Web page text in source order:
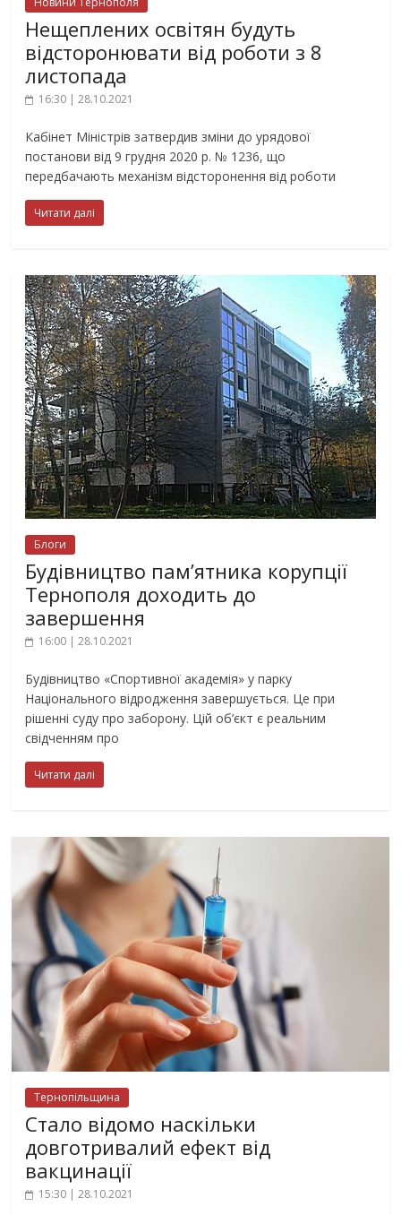
Нещеплених освітян будуть
відсторонювати від роботи з 8
листопада
16:30 | 28.10.2021
Кабінет Міністрів затвердив зміни до урядової
постанови від 9 грудня 2020 р. № 1236, що
передбачають механізм відсторонення від роботи
Читати далі
Блоги
Будівництво пам’ятника корупції
Тернополя доходить до
завершення
16:00 | 28.10.2021
Будівництво «Спортивної академія» у парку
Національного відродження завершується. Це при
рішенні суду про заборону. Цій об’єкт є реальним
свідченням про
Читати далі
Тернопільщина
Стало відомо наскільки
довготривалий ефект від
вакцинації
15:30 | 28.10.2021